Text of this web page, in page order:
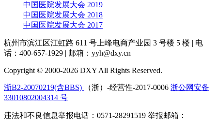
中国医院发展大会 2019
中国医院发展大会 2018
中国医院发展大会 2017
杭州市滨江区江虹路 611 号上峰电商产业园 3 号楼 5 楼 | 电
话：400-657-1929 | 邮箱：yyh@dxy.cn
Copyright © 2000-2026 DXY All Rights Reserved.
浙B2-20070219(含BBS) （浙）-经营性-2017-0006 浙公网安备
33010802004314 号
违法和不良信息举报电话：0571-28291519 举报邮箱：